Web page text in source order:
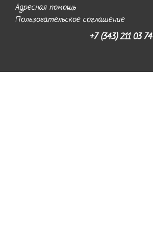
Адресная помощь
Пользовательское соглашение
+7 (343) 211 03 74